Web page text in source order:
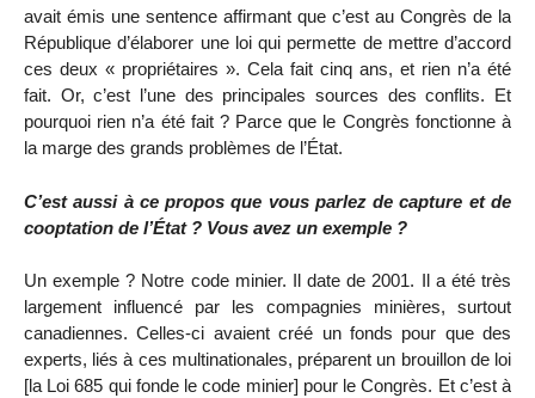
avait émis une sentence affirmant que c’est au Congrès de la
République d’élaborer une loi qui permette de mettre d’accord
ces deux « propriétaires ». Cela fait cinq ans, et rien n’a été
fait. Or, c’est l’une des principales sources des conflits. Et
pourquoi rien n’a été fait ? Parce que le Congrès fonctionne à
la marge des grands problèmes de l’État.
C’est aussi à ce propos que vous parlez de capture et de
cooptation de l’État ? Vous avez un exemple ?
Un exemple ? Notre code minier. Il date de 2001. Il a été très
largement influencé par les compagnies minières, surtout
canadiennes. Celles-ci avaient créé un fonds pour que des
experts, liés à ces multinationales, préparent un brouillon de loi
[la Loi 685 qui fonde le code minier] pour le Congrès. Et c’est à